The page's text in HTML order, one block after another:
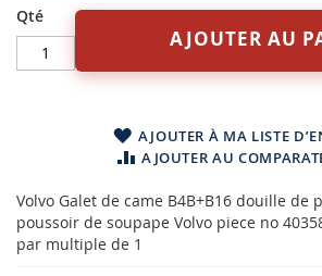
Qté
AJOUTER AU
AJOUTER À MA LISTE
AJOUTER AU
Volvo Galet de came B4B+B16 douille de
poussoir de soupape Volvo piece no
par multiple de 1